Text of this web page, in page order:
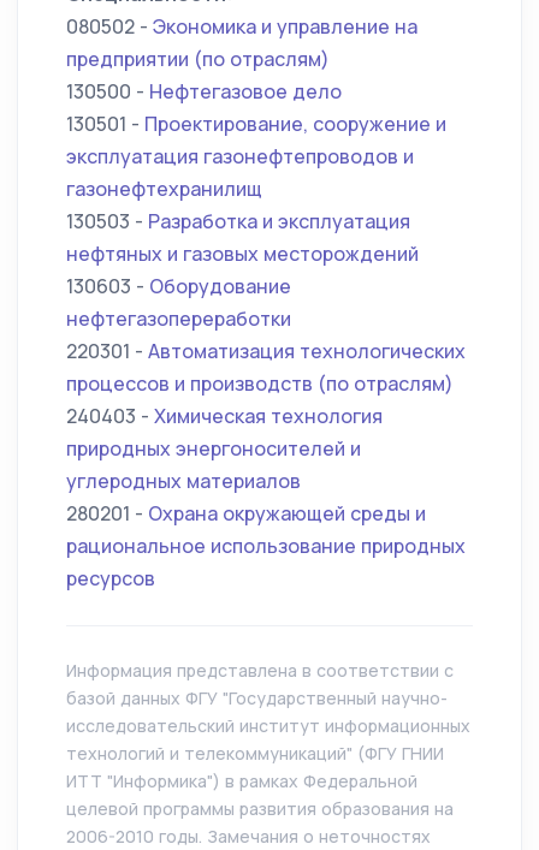
080502 - Экономика и управление на
предприятии (по отраслям)
130500 - Нефтегазовое дело
130501 - Проектирование, сооружение и
эксплуатация газонефтепроводов и
газонефтехранилищ
130503 - Разработка и эксплуатация
нефтяных и газовых месторождений
130603 - Оборудование
нефтегазопереработки
220301 - Автоматизация технологических
процессов и производств (по отраслям)
240403 - Химическая технология
природных энергоносителей и
углеродных материалов
280201 - Охрана окружающей среды и
рациональное использование природных
ресурсов
Информация представлена в соответствии с
базой данных ФГУ "Государственный научно-
исследовательский институт информационных
технологий и телекоммуникаций" (ФГУ ГНИИ
ИТТ "Информика") в рамках Федеральной
целевой программы развития образования на
2006-2010 годы. Замечания о неточностях